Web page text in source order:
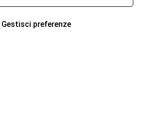
Gestisci preferenze